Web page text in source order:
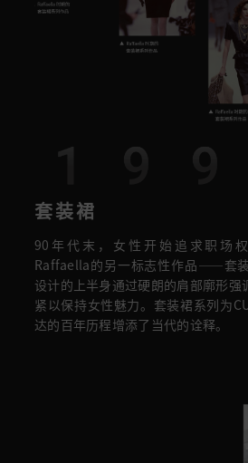
套装裙
90年代末，女性开始追求职场
Raffaella的另一标志性作品——套
设计的上半身通过硬朗的肩部廓形强
紧以保持女性魅力。套装裙系列为
达的百年历程增添了当代的诠释。